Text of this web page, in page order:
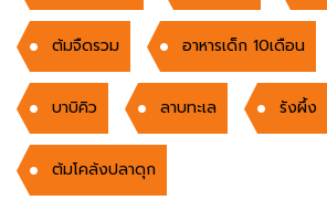
ต้มจืดรวม อาหารเด็ก 10เดือน
บาบิคิว ลาบทะเล รังผึ้ง
ต้มโคล้งปลาดุก